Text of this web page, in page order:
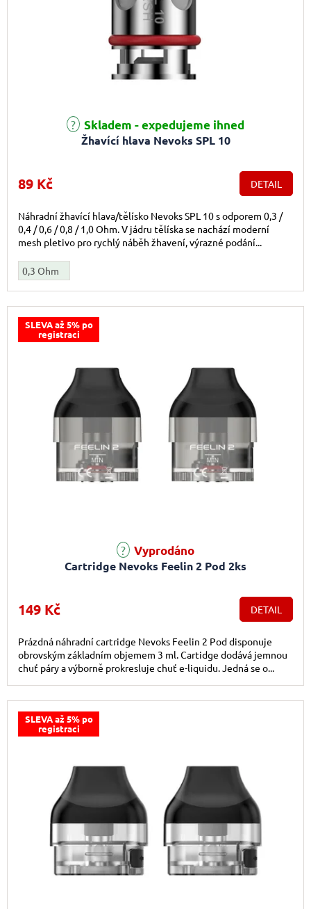
Žhavící hlava Nevoks SPL 10
Průměrné hodnocení produktu je 5,0 z 5 hvězdiček.
Skladem - expedujeme ihned
89 Kč DETAIL
Náhradní žhavící hlava/tělísko Nevoks SPL 10 s odporem 0,3 /
0,4 / 0,6 / 0,8 / 1,0 Ohm. V jádru tělíska se nachází moderní
mesh pletivo pro rychlý náběh žhavení, výrazné podání...
0,3 Ohm
SLEVA až 5% po
registraci
Cartridge Nevoks Feelin 2 Pod 2ks
Vyprodáno
149 Kč DETAIL
Prázdná náhradní cartridge Nevoks Feelin 2 Pod disponuje
obrovským základním objemem 3 ml. Cartidge dodává jemnou
chuť páry a výborně prokresluje chuť e-liquidu. Jedná se o...
SLEVA až 5% po
registraci